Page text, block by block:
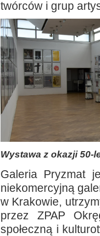
twórców i grup
Wystawa z okazji 50-
Galeria Pryzmat
niekomercyjną
w Krakowie,
przez ZPAP
społeczną i